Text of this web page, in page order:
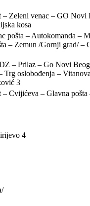
– Zeleni venac – GO
kosa
pošta – Autokomanda –
– Zemun /Gornji grad/ –
– Prilaz – Go Novi
Trg oslobođenja –
3
Cvijićeva – Glavna
4